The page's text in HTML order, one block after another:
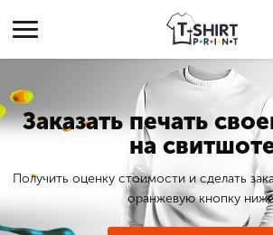
Заказать печать
на
Получить оценку стоимости и сделать
оранжевую кнопку